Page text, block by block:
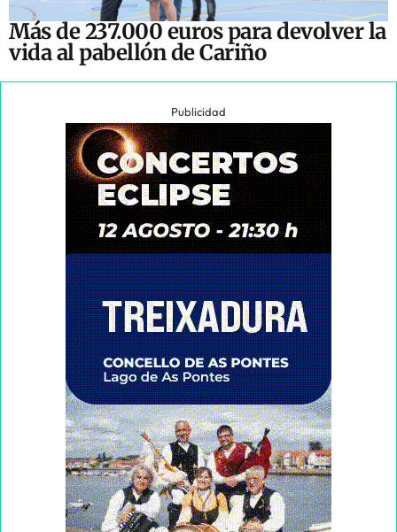
Más de 237.000 euros para devolver la
vida al pabellón de Cariño
Publicidad